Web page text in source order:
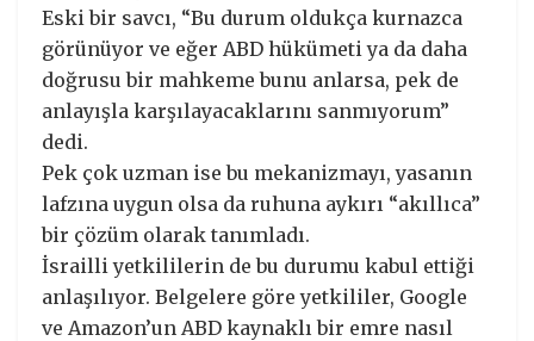
Eski bir savcı, “Bu durum oldukça kurnazca
görünüyor ve eğer ABD hükümeti ya da daha
doğrusu bir mahkeme bunu anlarsa, pek de
anlayışla karşılayacaklarını sanmıyorum”
dedi.
Pek çok uzman ise bu mekanizmayı, yasanın
lafzına uygun olsa da ruhuna aykırı “akıllıca”
bir çözüm olarak tanımladı.
İsrailli yetkililerin de bu durumu kabul ettiği
anlaşılıyor. Belgelere göre yetkililer, Google
ve Amazon’un ABD kaynaklı bir emre nasıl